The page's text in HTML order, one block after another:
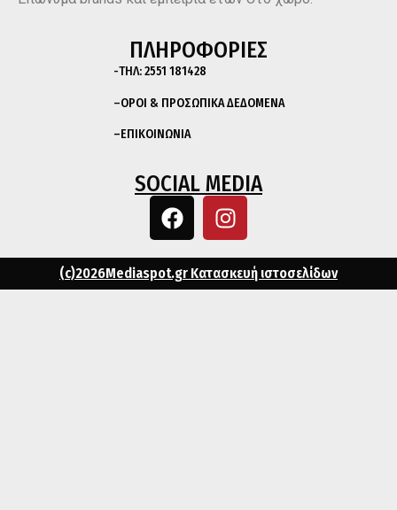
ΠΛΗΡΟΦΟΡΙΕΣ
-ΤΗΛ:2551 181428
–ΟΡΟΙ & ΠΡΟΣΩΠΙΚΑ ΔΕΔΟΜΕΝΑ
–ΕΠΙΚΟΙΝΩΝΙΑ
SOCIAL MEDIA
(c)2026Mediaspot.gr Κατασκευή ιστοσελίδων